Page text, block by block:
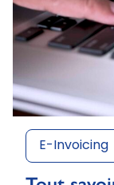
E-Invoicing